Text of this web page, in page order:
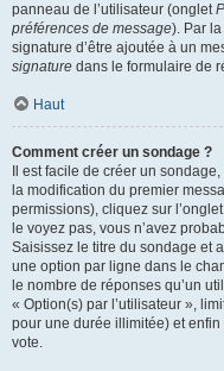
panneau de l’utilisateur (onglet
préférences de message). Par
signature d’être ajoutée à un
signature dans le formulaire de
Haut
Comment créer un sondage ?
Il est facile de créer un
la modification du premier
permissions), cliquez sur l’onglet
le voyez pas, vous n’avez
Saisissez le titre du sondage et
une option par ligne dans le
le nombre de réponses qu’un
« Option(s) par l’utilisateur »,
pour une durée illimitée) et
vote.